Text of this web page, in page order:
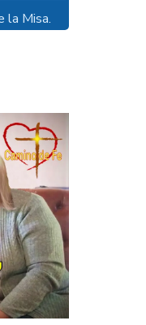
la Misa.